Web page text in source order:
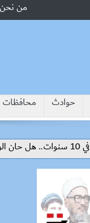
من نحن
حوادث محافظات